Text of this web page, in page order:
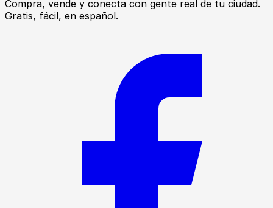
Compra, vende y conecta con gente real de tu ciudad.
Gratis, fácil, en español.